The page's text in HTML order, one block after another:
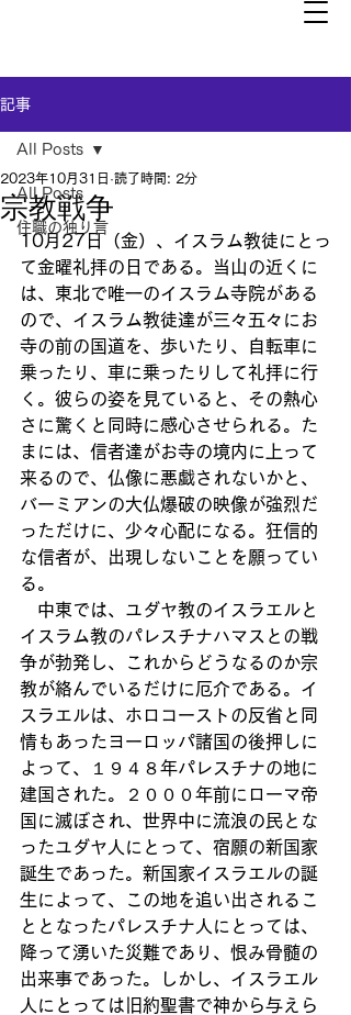
記事
All Posts
住職の独り言
All Posts
宗教戦争
2023年10月31日 読了時間: 2分
10月27日（金）、イスラム教徒にとっ
て金曜礼拝の日である。当山の近くに
は、東北で唯一のイスラム寺院がある
ので、イスラム教徒達が三々五々にお
寺の前の国道を、歩いたり、自転車に
乗ったり、車に乗ったりして礼拝に行
く。彼らの姿を見ていると、その熱心
さに驚くと同時に感心させられる。た
まには、信者達がお寺の境内に上って
来るので、仏像に悪戯されないかと、
バーミアンの大仏爆破の映像が強烈だ
っただけに、少々心配になる。狂信的
な信者が、出現しないことを願ってい
る。
中東では、ユダヤ教のイスラエルと
イスラム教のパレスチナハマスとの戦
争が勃発し、これからどうなるのか宗
教が絡んでいるだけに厄介である。イ
スラエルは、ホロコーストの反省と同
情もあったヨーロッパ諸国の後押しに
よって、１９４８年パレスチナの地に
建国された。２０００年前にローマ帝
国に滅ぼされ、世界中に流浪の民とな
ったユダヤ人にとって、宿願の新国家
誕生であった。新国家イスラエルの誕
生によって、この地を追い出されるこ
ととなったパレスチナ人にとっては、
降って湧いた災難であり、恨み骨髄の
出来事であった。しかし、イスラエル
人にとっては旧約聖書で神から与えら